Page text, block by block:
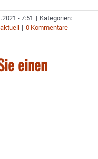
- 7:51 | Kategorien:
| 0 Kommentare
einen